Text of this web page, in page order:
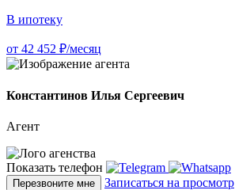
В ипотеку
от 42 452 ₽/месяц
Константинов Илья Сергеевич
Агент
Показать телефон
Перезвоните мне
Записаться на просмотр